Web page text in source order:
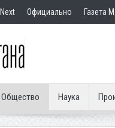
Официально Газета
Общество Наука